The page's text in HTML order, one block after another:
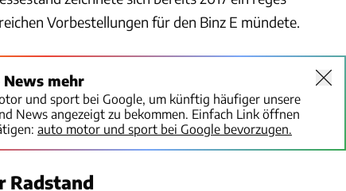
Vorbestellungen für den Binz E mündete.
News mehr
und sport bei Google, um künftig häufiger unsere
News angezeigt zu bekommen. Einfach Link öffnen
auto motor und sport bei Google bevorzugen.
Radstand